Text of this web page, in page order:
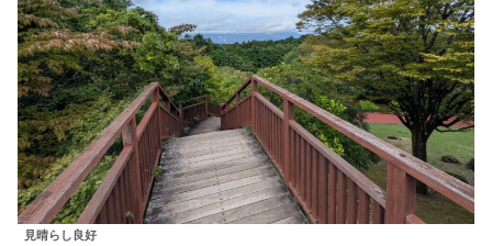
見晴らし良好